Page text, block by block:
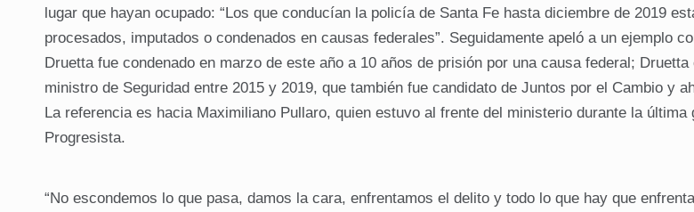
lugar que hayan ocupado: “Los que conducían la policía de Santa Fe hasta diciembre de 2019
procesados, imputados o condenados en causas federales”. Seguidamente apeló a un ejemplo
Druetta fue condenado en marzo de este año a 10 años de prisión por una causa federal; Druetta
ministro de Seguridad entre 2015 y 2019, que también fue candidato de Juntos por el Cambio y
La referencia es hacia Maximiliano Pullaro, quien estuvo al frente del ministerio durante la última
Progresista.
“No escondemos lo que pasa, damos la cara, enfrentamos el delito y todo lo que hay que